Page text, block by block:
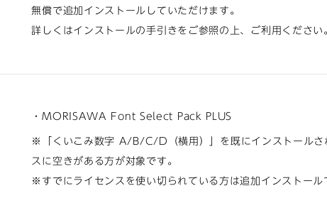
無償で追加インストールしていただけます。
詳しくはインストールの手引きをご参照の上、ご利用ください
・MORISAWA Font Select Pack PLUS
※「くいこみ数字 A/B/C/D（横用）」を既にインストールさ
スに空きがある方が対象です。
※すでにライセンスを使い切られている方は追加インストール